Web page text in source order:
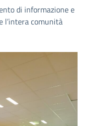
di informazione e
l’intera comunità